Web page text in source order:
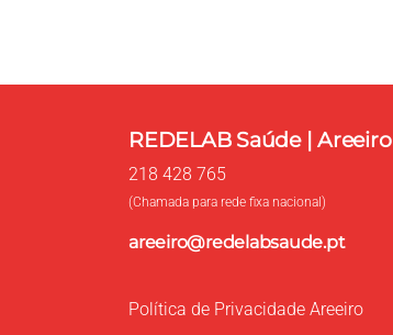
REDELAB Saúde | Areeiro
218 428 765
(Chamada para rede fixa nacional)
areeiro@redelabsaude.pt
Política de Privacidade Areeiro